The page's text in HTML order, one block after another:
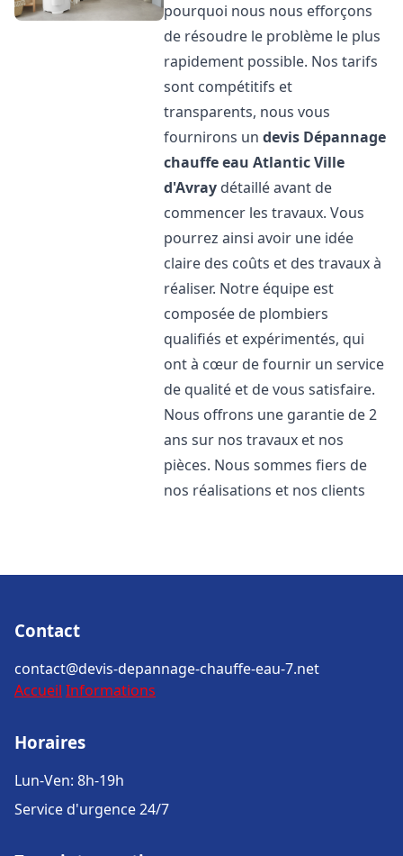
pourquoi nous nous efforçons
de résoudre le problème le plus
rapidement possible. Nos tarifs
sont compétitifs et
transparents, nous vous
fournirons undevis Dépannage
chauffe eau AtlanticVille
d'Avray détaillé avant de
commencer les travaux. Vous
pourrez ainsi avoir une idée
claire des coûts et des travaux à
réaliser. Notre équipe est
composée de plombiers
qualifiés et expérimentés, qui
ont à cœur de fournir un service
de qualité et de vous satisfaire.
Nous offrons une garantie de 2
ans sur nos travaux et nos
pièces. Nous sommes fiers de
nos réalisations et nos clients
Contact
contact@devis-depannage-chauffe-eau-7.net
Accueil Informations
Horaires
Lun-Ven: 8h-19h
Service d'urgence 24/7